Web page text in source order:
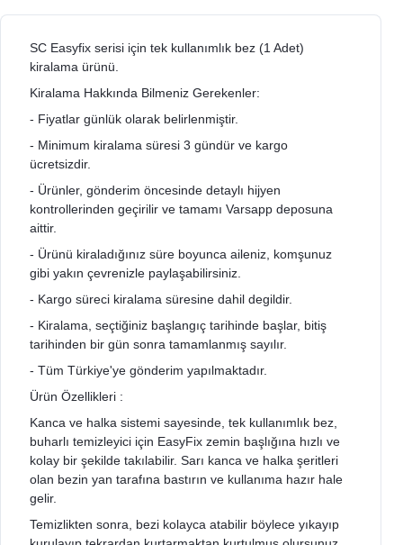
SC Easyfix serisi için tek kullanımlık bez (1 Adet)
kiralama ürünü.
Kiralama Hakkında Bilmeniz Gerekenler:
- Fiyatlar günlük olarak belirlenmiştir.
- Minimum kiralama süresi 3 gündür ve kargo
ücretsizdir.
- Ürünler, gönderim öncesinde detaylı hijyen
kontrollerinden geçirilir ve tamamı Varsapp deposuna
aittir.
- Ürünü kiraladığınız süre boyunca aileniz, komşunuz
gibi yakın çevrenizle paylaşabilirsiniz.
- Kargo süreci kiralama süresine dahil degildir.
- Kiralama, seçtiğiniz başlangıç tarihinde başlar, bitiş
tarihinden bir gün sonra tamamlanmış sayılır.
- Tüm Türkiye'ye gönderim yapılmaktadır.
Ürün Özellikleri :
Kanca ve halka sistemi sayesinde, tek kullanımlık bez,
buharlı temizleyici için EasyFix zemin başlığına hızlı ve
kolay bir şekilde takılabilir. Sarı kanca ve halka şeritleri
olan bezin yan tarafına bastırın ve kullanıma hazır hale
gelir.
Temizlikten sonra, bezi kolayca atabilir böylece yıkayıp